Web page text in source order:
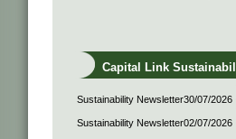
Capital Link
Sustainability Newsletter30/07/2026
Sustainability Newsletter02/07/2026